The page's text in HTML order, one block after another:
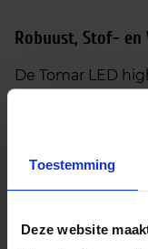
Toestemming
Deze website
Robuust, Stof- en
De Tomar LED
Hierdoor kun je
aanwezig kunnen